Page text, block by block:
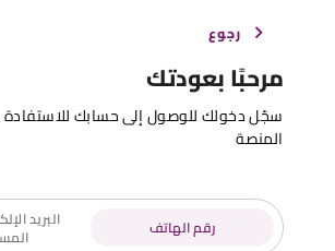
رجوع
مرحبًا بعودتك
سجّل دخولك للوصول إلى حسابك
المنصة
رقم الهاتف البريد